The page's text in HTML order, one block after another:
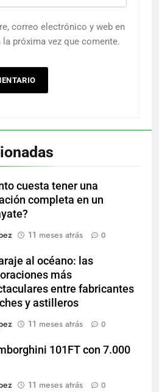
correo electrónico y web en
la próxima vez que comente.
cuesta tener una
completa en un
11 meses atrás 0
al océano: las
más
entre fabricantes
y astilleros
11 meses atrás 0
101FT con 7.000
11 meses atrás 0